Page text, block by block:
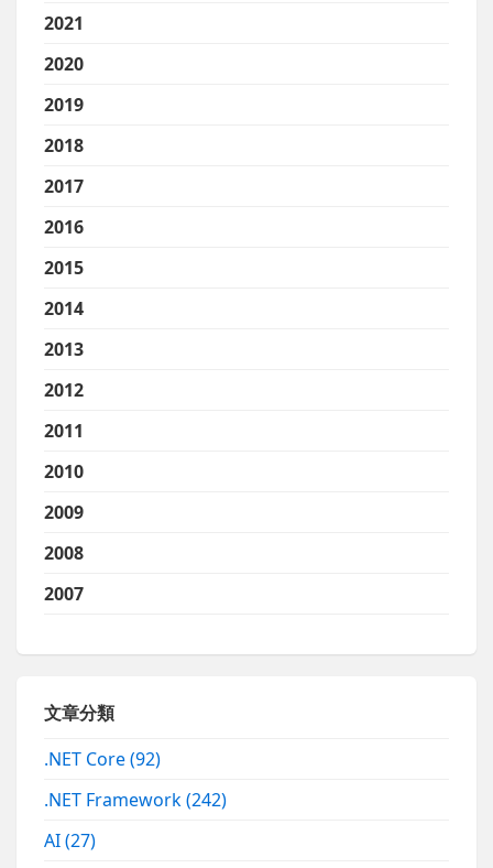
2021
2020
2019
2018
2017
2016
2015
2014
2013
2012
2011
2010
2009
2008
2007
文章分類
.NET Core(92)
.NET Framework(242)
AI(27)